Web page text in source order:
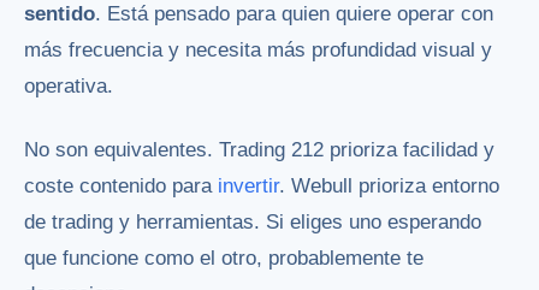
sentido. Está pensado para quien quiere operar con
más frecuencia y necesita más profundidad visual y
operativa.
No son equivalentes. Trading 212 prioriza facilidad y
coste contenido para invertir. Webull prioriza entorno
de trading y herramientas. Si eliges uno esperando
que funcione como el otro, probablemente te